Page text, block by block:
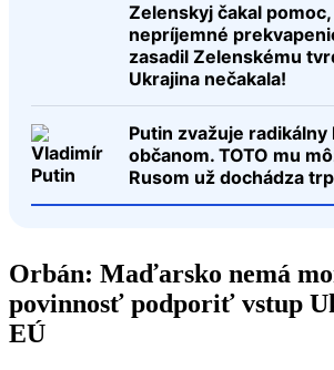
Zelenskyj čakal
nepríjemné
zasadil Zelenskému
Ukrajina nečakala!
Putin zvažuje radikálny
občanom. TOTO mu
Rusom už dochádza
Orbán: Maďarsko nemá
povinnosť podporiť vstup
EÚ